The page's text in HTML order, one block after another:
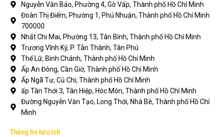
Nguyễn Văn Bảo, Phường 4, Gò Vấp, Thành phố Hồ Chí Minh
Đoàn Thị Điểm, Phường 1, Phú Nhuận, Thành phố Hồ Chí Minh
700000
Nhất Chi Mai, Phường 13, Tân Bình, Thành phố Hồ Chí Minh
Trương Vĩnh Ký, P. Tân Thành, Tân Phú
Thế Lữ, Bình Chánh, Thành phố Hồ Chí Minh
Ấp An Đông, Cần Giờ, Thành phố Hồ Chí Minh
Ấp Ngã Tư, Củ Chi, Thành phố Hồ Chí Minh
ấp Tân Thới 3, Tân Hiệp, Hóc Môn, Thành phố Hồ Chí Minh
Đường Nguyễn Văn Tạo, Long Thới, Nhà Bè, Thành phố Hồ Chí
Minh
Thông tin hữu ích